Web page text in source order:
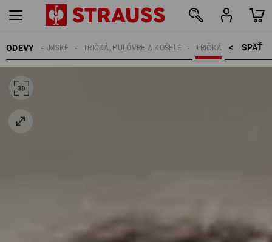
ODEVY SPÄŤ    >
TRIČKÁ
TRIČKÁ, PULÓVRE A KOŠELE
DÁMSKE